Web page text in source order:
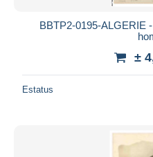
BBTP2-0195-ALGERIE
±
Estatus